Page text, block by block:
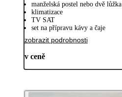
manželská postel nebo dvě lůžka
klimatizace
TV SAT
set na přípravu kávy a čaje
zobrazit podrobnosti
v ceně